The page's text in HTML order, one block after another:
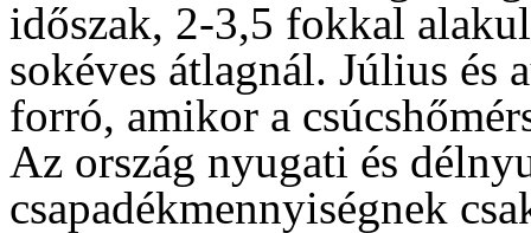
időszak, 2-3,5 fokkal
sokéves átlagnál. Július és
forró, amikor a
Az ország nyugati és
csapadékmennyiségnek